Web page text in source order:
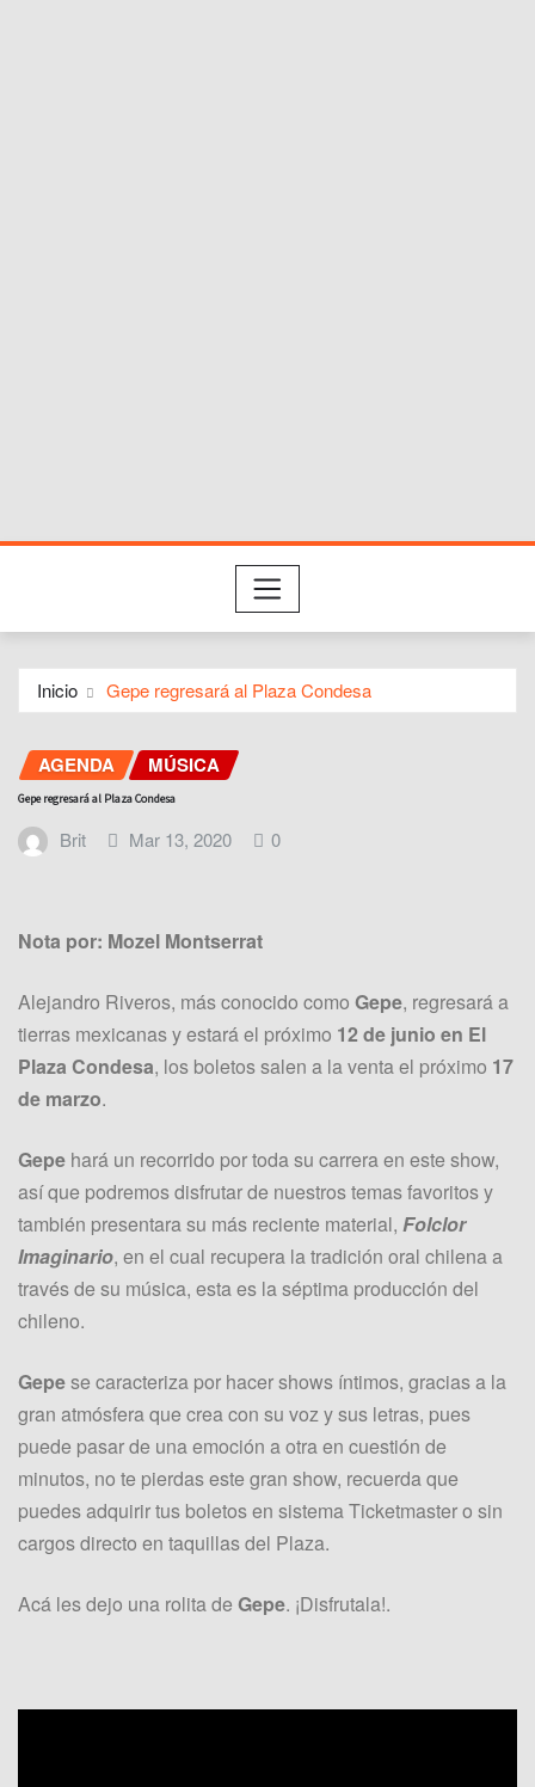
Inicio Gepe regresará al Plaza Condesa
AGENDA MÚSICA
Gepe regresará al Plaza Condesa
Brit Mar 13, 2020 0
Nota por: Mozel Montserrat
Alejandro Riveros, más conocido como Gepe, regresará a
tierras mexicanas y estará el próximo 12 de junio en El
Plaza Condesa, los boletos salen a la venta el próximo 17
de marzo.
Gepe hará un recorrido por toda su carrera en este show,
así que podremos disfrutar de nuestros temas favoritos y
también presentara su más reciente material, Folclor
Imaginario, en el cual recupera la tradición oral chilena a
través de su música, esta es la séptima producción del
chileno.
Gepese caracteriza por hacer shows íntimos, gracias a la
gran atmósfera que crea con su voz y sus letras, pues
puede pasar de una emoción a otra en cuestión de
minutos, no te pierdas este gran show, recuerda que
puedes adquirir tus boletos en sistema Ticketmaster o sin
cargos directo en taquillas del Plaza.
Acá les dejo una rolita de Gepe. ¡Disfrutala!.